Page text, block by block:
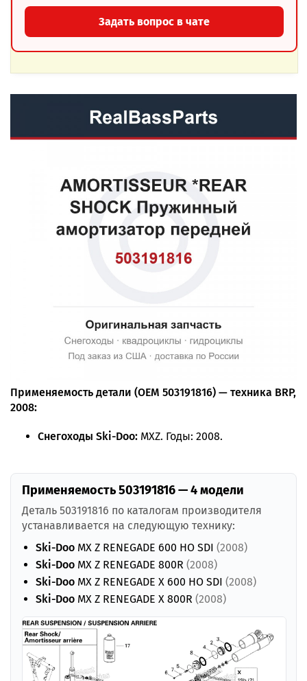
Задать вопрос в чате
Применяемость детали (OEM 503191816) — техника BRP,
2008:
Снегоходы Ski-Doo: MXZ. Годы: 2008.
Применяемость 503191816 — 4 модели
Деталь 503191816 по каталогам производителя
устанавливается на следующую технику:
Ski-Doo MX Z RENEGADE 600 HO SDI (2008)
Ski-Doo MX Z RENEGADE 800R (2008)
Ski-Doo MX Z RENEGADE X 600 HO SDI (2008)
Ski-Doo MX Z RENEGADE X 800R (2008)